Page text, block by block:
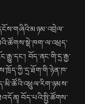
བོད་ནང་གི་དྲ་རྒྱ་
བོད་པའི་སྤྱི་ཚོགས་